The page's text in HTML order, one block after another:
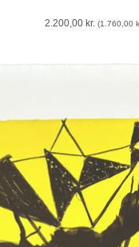
2.200,00 kr. (1.760,00